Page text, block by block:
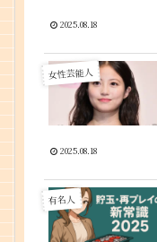
2025.08.18
女性芸能人
2025.08.18
有名人